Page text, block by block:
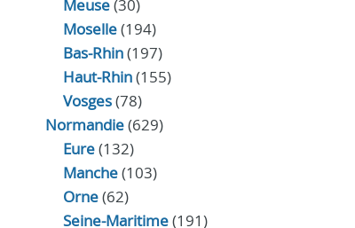
Meuse(30)
Moselle(194)
Bas-Rhin(197)
Haut-Rhin(155)
Vosges(78)
Normandie(629)
Eure(132)
Manche(103)
Orne(62)
Seine-Maritime(191)